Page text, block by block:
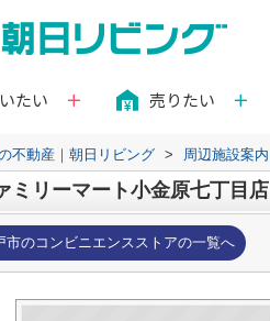
たい 売りたい
不動産｜朝日リビング > 周辺施設案内
ミリーマート小金原七丁目店
市のコンビニエンスストアの一覧へ